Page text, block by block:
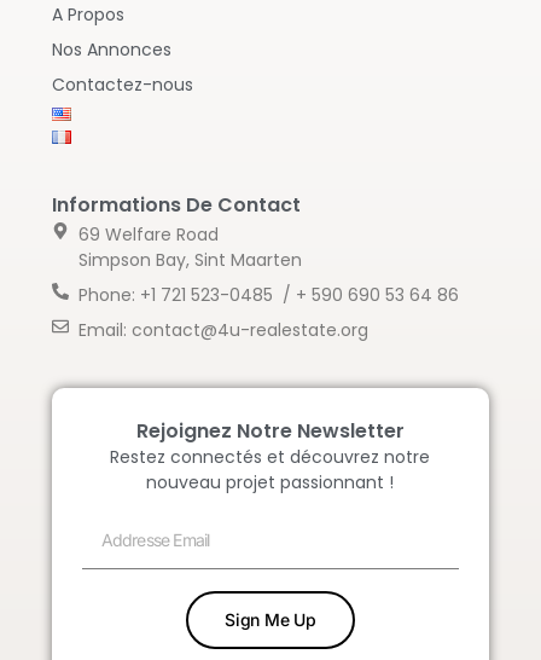
A Propos
Nos Annonces
Contactez-nous
Informations De Contact
69 Welfare Road
Simpson Bay, Sint Maarten
Phone: +1 721 523-0485 / + 590 690 53 64 86
Email: contact@4u-realestate.org
Rejoignez Notre Newsletter
Restez connectés et découvrez notre
nouveau projet passionnant !
Sign Me Up